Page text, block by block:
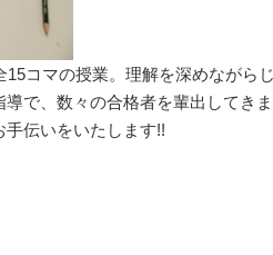
15コマの授業。理解を深めながら
で、数々の合格者を輩出してき
伝いをいたします!!